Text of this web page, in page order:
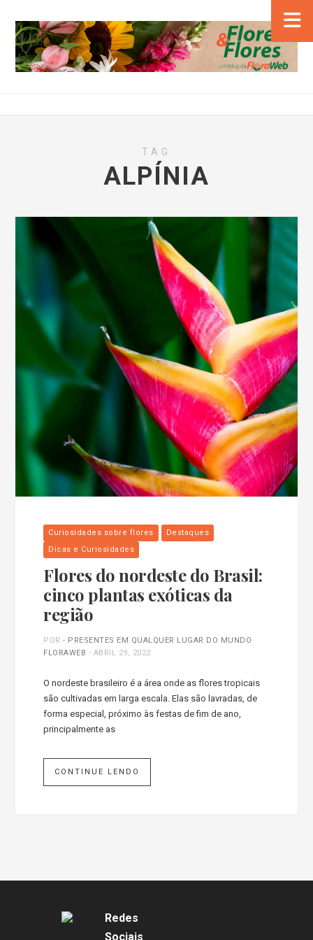
TAG
ALPÍNIA
Curiosidades sobre flores
Destaques
Dicas e Curiosidades
Flores do nordeste do Brasil:
cinco plantas exóticas da
região
POR- PRESENTES EM QUALQUER LUGAR DO MUNDO
FLORAWEB - ABRIL 29, 2022
O nordeste brasileiro é a área onde as flores tropicais
são cultivadas em larga escala. Elas são lavradas, de
forma especial, próximo às festas de fim de ano,
principalmente as
CONTINUE LENDO
Redes
Sociais